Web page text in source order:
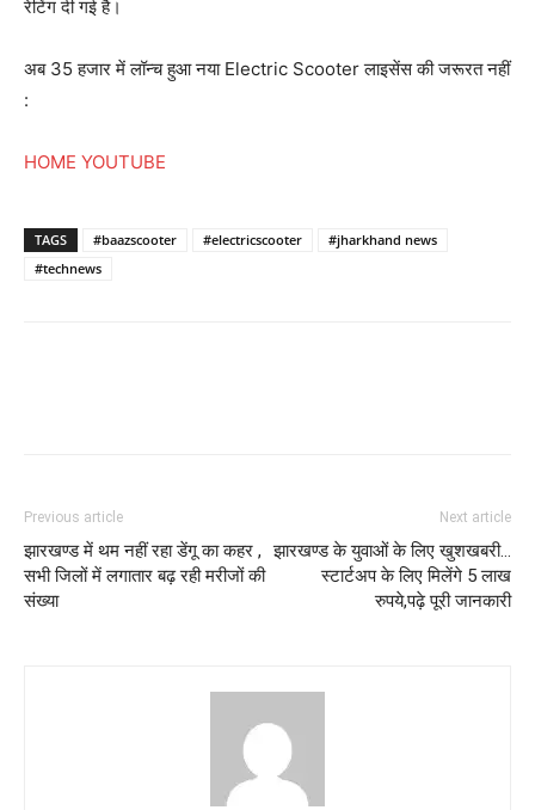
रेटिंग दी गई है।
अब 35 हजार में लॉन्च हुआ नया Electric Scooter लाइसेंस की जरूरत नहीं
:
HOME YOUTUBE
TAGS #baazscooter #electricscooter
#jharkhand news
#technews
Previous article
झारखण्ड में थम नहीं रहा डेंगू का कहर ,
सभी जिलों में लगातार बढ़ रही मरीजों की
संख्या
Next article
झारखण्ड के युवाओं के लिए खुशखबरी…
स्टार्टअप के लिए मिलेंगे 5 लाख
रुपये,पढ़े पूरी जानकारी